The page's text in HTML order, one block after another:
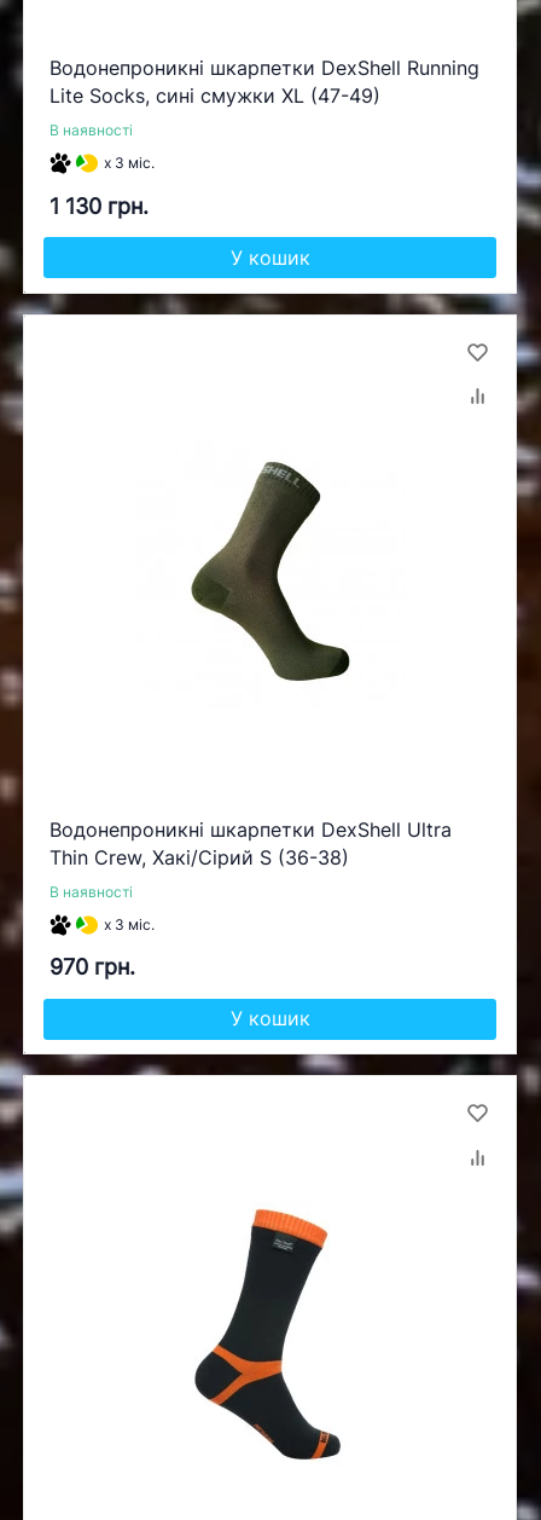
Водонепроникні шкарпетки DexShell Running
Lite Socks, сині смужки XL (47-49)
В наявності
x 3 міс.
1 130 грн.
У кошик
Водонепроникні шкарпетки DexShell Ultra
Thin Crew, Хакі/Сірий S (36-38)
В наявності
x 3 міс.
970 грн.
У кошик